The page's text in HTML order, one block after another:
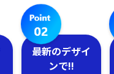
最新のデザイ
ンで!!